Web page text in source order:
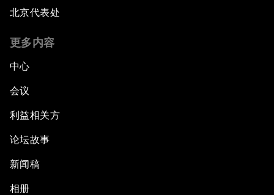
北京代表处
更多内容
中心
会议
利益相关方
论坛故事
新闻稿
相册